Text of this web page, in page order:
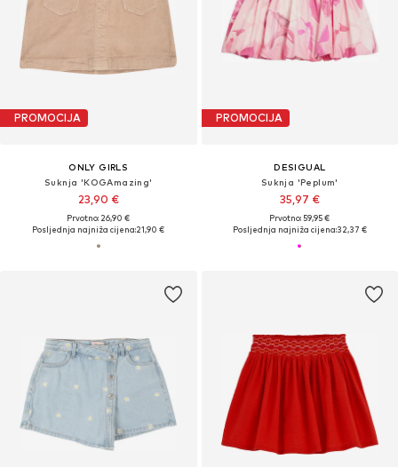
PROMOCIJA
ONLY GIRLS
Suknja 'KOGAmazing'
23,90 €
Prvotno: 26,90 €
Posljednja najniža cijena:21,90 €
PROMOCIJA
DESIGUAL
Suknja 'Peplum'
35,97 €
Prvotno: 59,95 €
Posljednja najniža cijena:32,37 €